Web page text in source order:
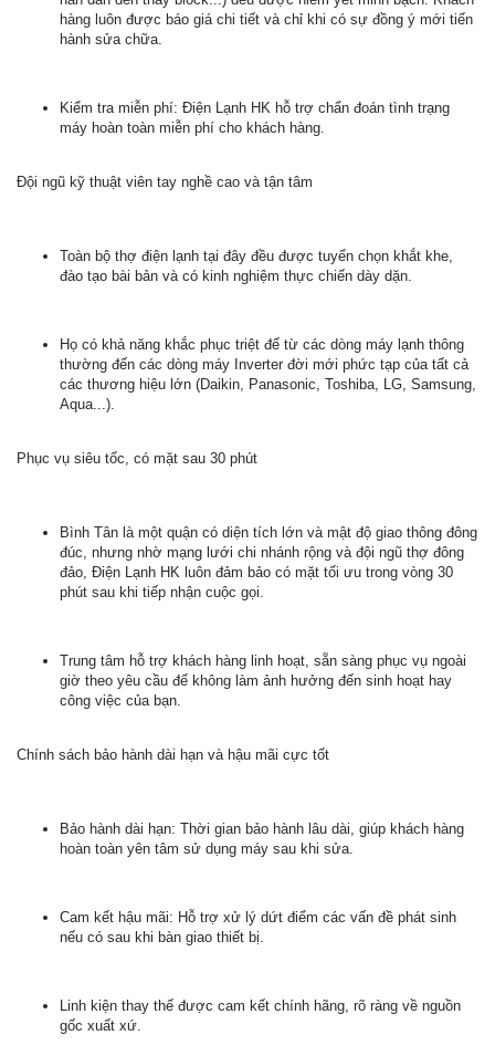
hàng luôn được báo giá chi tiết và chỉ khi có sự đồng ý mới tiến
hành sửa chữa.
Kiểm tra miễn phí: Điện Lạnh HK hỗ trợ chẩn đoán tình trạng
máy hoàn toàn miễn phí cho khách hàng.
Đội ngũ kỹ thuật viên tay nghề cao và tận tâm
Toàn bộ thợ điện lạnh tại đây đều được tuyển chọn khắt khe,
đào tạo bài bản và có kinh nghiệm thực chiến dày dặn.
Họ có khả năng khắc phục triệt để từ các dòng máy lạnh thông
thường đến các dòng máy Inverter đời mới phức tạp của tất cả
các thương hiệu lớn (Daikin, Panasonic, Toshiba, LG, Samsung,
Aqua...).
Phục vụ siêu tốc, có mặt sau 30 phút
Bình Tân là một quận có diện tích lớn và mật độ giao thông đông
đúc, nhưng nhờ mạng lưới chi nhánh rộng và đội ngũ thợ đông
đảo, Điện Lạnh HK luôn đảm bảo có mặt tối ưu trong vòng 30
phút sau khi tiếp nhận cuộc gọi.
Trung tâm hỗ trợ khách hàng linh hoạt, sẵn sàng phục vụ ngoài
giờ theo yêu cầu để không làm ảnh hưởng đến sinh hoạt hay
công việc của bạn.
Chính sách bảo hành dài hạn và hậu mãi cực tốt
Bảo hành dài hạn: Thời gian bảo hành lâu dài, giúp khách hàng
hoàn toàn yên tâm sử dụng máy sau khi sửa.
Cam kết hậu mãi: Hỗ trợ xử lý dứt điểm các vấn đề phát sinh
nếu có sau khi bàn giao thiết bị.
Linh kiện thay thế được cam kết chính hãng, rõ ràng về nguồn
gốc xuất xứ.